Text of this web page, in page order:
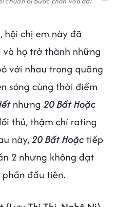
hội chị em này đã
họ trở thành những
với nhau trong quãng
sóng cùng thời điểm
nhưng 20 Bất Hoặc
thủ, thậm chí rating
này,20 Bất Hoặctiếp
2 nhưng không đạt
đầu tiên.